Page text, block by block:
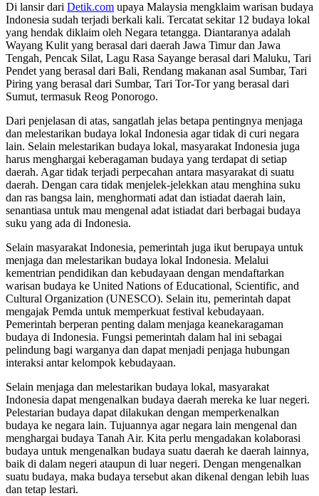
Di lansir dari Detik.com upaya Malaysia mengklaim warisan budaya
Indonesia sudah terjadi berkali kali. Tercatat sekitar 12 budaya lokal
yang hendak diklaim oleh Negara tetangga. Diantaranya adalah
Wayang Kulit yang berasal dari daerah Jawa Timur dan Jawa
Tengah, Pencak Silat, Lagu Rasa Sayange berasal dari Maluku, Tari
Pendet yang berasal dari Bali, Rendang makanan asal Sumbar, Tari
Piring yang berasal dari Sumbar, Tari Tor-Tor yang berasal dari
Sumut, termasuk Reog Ponorogo.
Dari penjelasan di atas, sangatlah jelas betapa pentingnya menjaga
dan melestarikan budaya lokal Indonesia agar tidak di curi negara
lain. Selain melestarikan budaya lokal, masyarakat Indonesia juga
harus menghargai keberagaman budaya yang terdapat di setiap
daerah. Agar tidak terjadi perpecahan antara masyarakat di suatu
daerah. Dengan cara tidak menjelek-jelekkan atau menghina suku
dan ras bangsa lain, menghormati adat dan istiadat daerah lain,
senantiasa untuk mau mengenal adat istiadat dari berbagai budaya
suku yang ada di Indonesia.
Selain masyarakat Indonesia, pemerintah juga ikut berupaya untuk
menjaga dan melestarikan budaya lokal Indonesia. Melalui
kementrian pendidikan dan kebudayaan dengan mendaftarkan
warisan budaya ke United Nations of Educational, Scientific, and
Cultural Organization (UNESCO). Selain itu, pemerintah dapat
mengajak Pemda untuk memperkuat festival kebudayaan.
Pemerintah berperan penting dalam menjaga keanekaragaman
budaya di Indonesia. Fungsi pemerintah dalam hal ini sebagai
pelindung bagi warganya dan dapat menjadi penjaga hubungan
interaksi antar kelompok kebudayaan.
Selain menjaga dan melestarikan budaya lokal, masyarakat
Indonesia dapat mengenalkan budaya daerah mereka ke luar negeri.
Pelestarian budaya dapat dilakukan dengan memperkenalkan
budaya ke negara lain. Tujuannya agar negara lain mengenal dan
menghargai budaya Tanah Air. Kita perlu mengadakan kolaborasi
budaya untuk mengenalkan budaya suatu daerah ke daerah lainnya,
baik di dalam negeri ataupun di luar negeri. Dengan mengenalkan
suatu budaya, maka budaya tersebut akan dikenal dengan lebih luas
dan tetap lestari.